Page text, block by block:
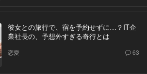
彼女との旅行で、宿を予約せずに…？IT企
業社長の、予想外すぎる奇行とは
恋愛 63